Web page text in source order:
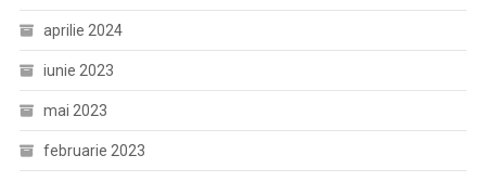
aprilie 2024
iunie 2023
mai 2023
februarie 2023